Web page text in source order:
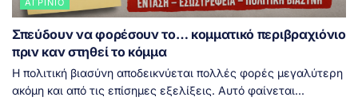
ΑΓΡΊΝΙΟ
Σπεύδουν να φορέσουν το… κομματικό περιβραχιόνιο
πριν καν στηθεί το κόμμα
Η πολιτική βιασύνη αποδεικνύεται πολλές φορές μεγαλύτερη
ακόμη και από τις επίσημες εξελίξεις. Αυτό φαίνεται...